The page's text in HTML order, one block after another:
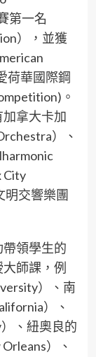
第一名
），並獲
荷華國際鋼
。
拿大卡加
）、
City
明交響樂團
領學生的
師課，例
）、南
）、
、紐奧良的
）、